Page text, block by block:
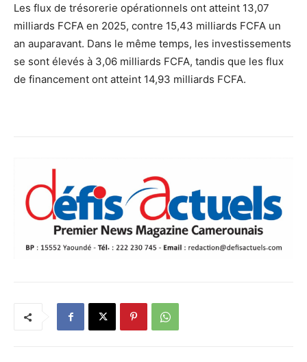
Les flux de trésorerie opérationnels ont atteint 13,07
milliards FCFA en 2025, contre 15,43 milliards FCFA un
an auparavant. Dans le même temps, les investissements
se sont élevés à 3,06 milliards FCFA, tandis que les flux
de financement ont atteint 14,93 milliards FCFA.